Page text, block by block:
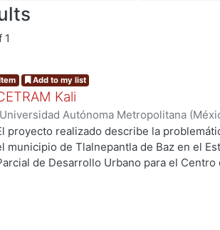
1
Add to my list
Kali
Autónoma Metropolitana
Servicios de Información.,2018-09)
Luis Enrique
proyecto realizado describe la
municipio de Tlalnepantla de Baz en el
de Desarrollo Urbano para el